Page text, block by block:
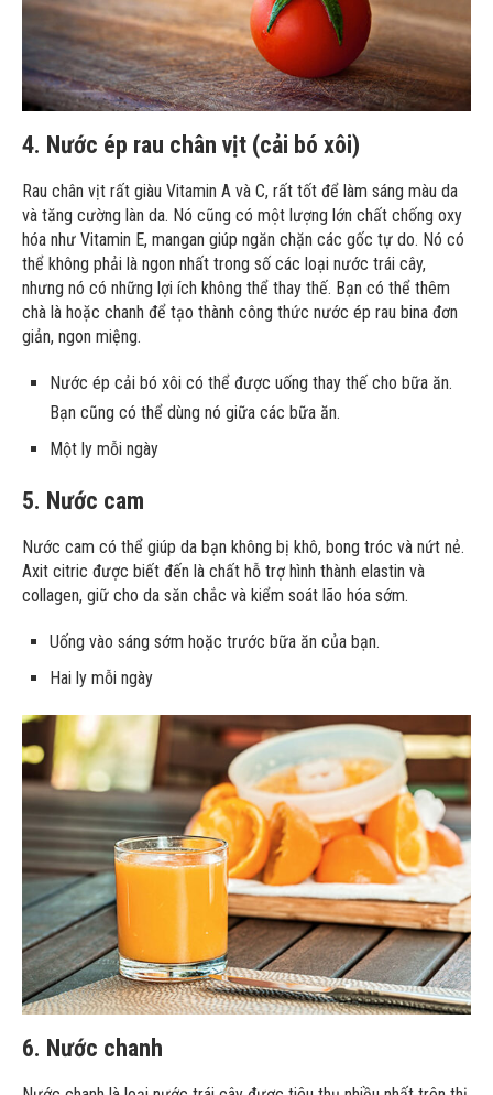
4. Nước ép rau chân vịt (cải bó xôi)
Rau chân vịt rất giàu Vitamin A và C, rất tốt để làm sáng màu da
và tăng cường làn da. Nó cũng có một lượng lớn chất chống oxy
hóa như Vitamin E, mangan giúp ngăn chặn các gốc tự do. Nó có
thể không phải là ngon nhất trong số các loại nước trái cây,
nhưng nó có những lợi ích không thể thay thế. Bạn có thể thêm
chà là hoặc chanh để tạo thành công thức nước ép rau bina đơn
giản, ngon miệng.
Nước ép cải bó xôi có thể được uống thay thế cho bữa ăn.
Bạn cũng có thể dùng nó giữa các bữa ăn.
Một ly mỗi ngày
5. Nước cam
Nước cam có thể giúp da bạn không bị khô, bong tróc và nứt nẻ.
Axit citric được biết đến là chất hỗ trợ hình thành elastin và
collagen, giữ cho da săn chắc và kiểm soát lão hóa sớm.
Uống vào sáng sớm hoặc trước bữa ăn của bạn.
Hai ly mỗi ngày
6. Nước chanh